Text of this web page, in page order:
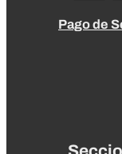
Pago de